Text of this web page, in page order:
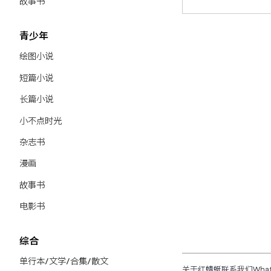
青少年
绘图小说
短篇小说
长篇小说
小不点时光
杂志书
漫画
故事书
电影书
综合
单行本/文学/合集/散文